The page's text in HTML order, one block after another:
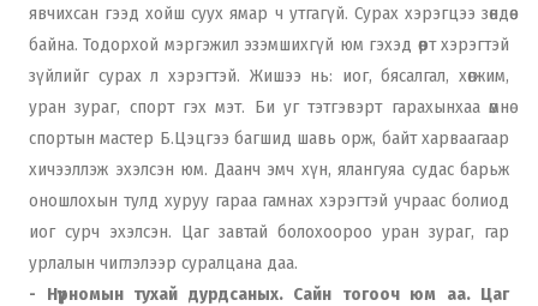
явчихсан гээд хойш суух ямар ч утгагүй. Сурах хэрэгцээ зөндөө
байна. Тодорхой мэргэжил эзэмшихгүй юм гэхэд өөрт хэрэгтэй
зүйлийг сурах л хэрэгтэй. Жишээ нь: иог, бясалгал, хөгжим,
уран зураг, спорт гэх мэт. Би уг тэтгэвэрт гарахынхаа өмнө
спортын мастер Б.Цэцгээ багшид шавь орж, байт харваагаар
хичээллэж эхэлсэн юм. Даанч эмч хүн, ялангуяа судас барьж
оношлохын тулд хуруу гараа гамнах хэрэгтэй учраас болиод
иог сурч эхэлсэн. Цаг завтай болохоороо уран зураг, гар
урлалын чиглэлээр суралцана даа.
- Нүүрномын тухай дурдсаных. Сайн тогооч юм аа. Цаг